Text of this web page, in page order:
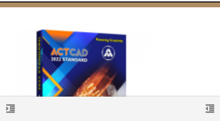
format_indent_increase format_indent_decrease